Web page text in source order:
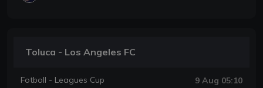
Toluca - Los Angeles FC
Fotboll - Leagues Cup 9 Aug 05:10